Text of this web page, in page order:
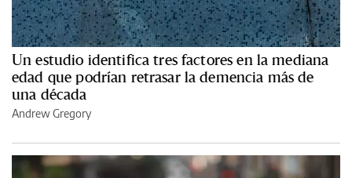
Un estudio identifica tres factores en la mediana
edad que podrían retrasar la demencia más de
una década
Andrew Gregory